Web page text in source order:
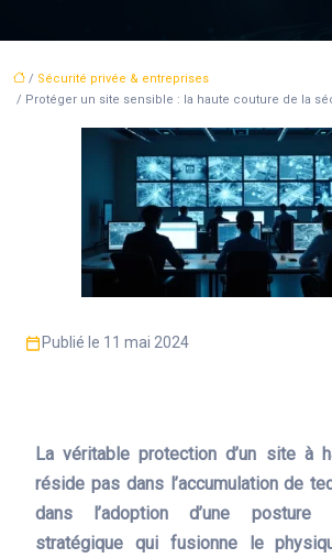
/ Sécurité privée & entreprises
/ Protéger un site sensible : la haute couture de la
Publié le 11 mai 2024
La véritable protection d’un site à
réside pas dans l’accumulation de
dans l’adoption d’une posture
stratégique qui fusionne le